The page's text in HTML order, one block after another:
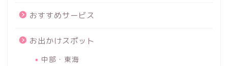
おすすめサービス
お出かけスポット
中部・東海